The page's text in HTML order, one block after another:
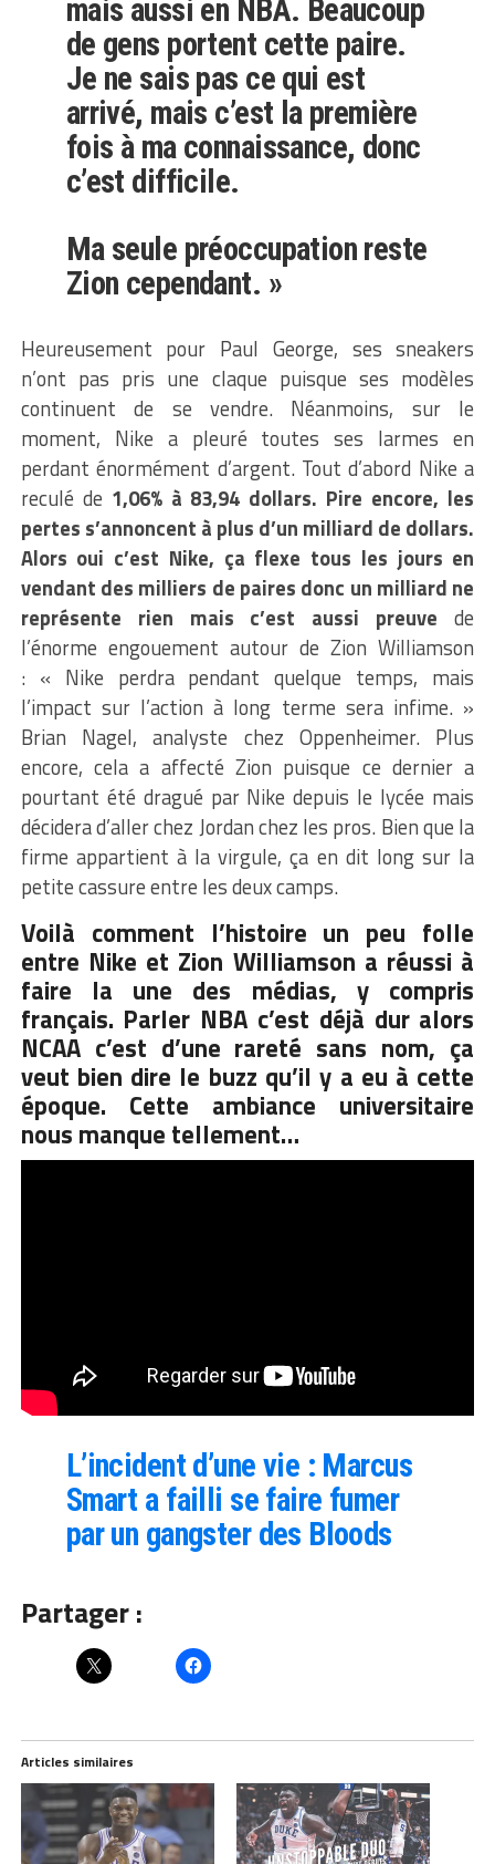
mais aussi en NBA. Beaucoup
de gens portent cette paire.
Je ne sais pas ce qui est
arrivé, mais c’est la première
fois à ma connaissance, donc
c’est difficile.
Ma seule préoccupation reste
Zion cependant. »
Heureusement pour Paul George, ses sneakers
n’ont pas pris une claque puisque ses modèles
continuent de se vendre. Néanmoins, sur le
moment, Nike a pleuré toutes ses larmes en
perdant énormément d’argent. Tout d’abord Nike a
reculé de 1,06% à 83,94 dollars. Pire encore, les
pertes s’annoncent à plus d’un milliard de dollars.
Alors oui c’est Nike, ça flexe tous les jours en
vendant des milliers de paires donc un milliard ne
représente rien mais c’est aussi preuvede
l’énorme engouement autour de Zion Williamson
: « Nike perdra pendant quelque temps, mais
l’impact sur l’action à long terme sera infime. »
Brian Nagel, analyste chez Oppenheimer. Plus
encore, cela a affecté Zion puisque ce dernier a
pourtant été dragué par Nike depuis le lycée mais
décidera d’aller chez Jordan chez les pros. Bien que la
firme appartient à la virgule, ça en dit long sur la
petite cassure entre les deux camps.
Voilà comment l’histoire un peu folle
entre Nike et Zion Williamson a réussi à
faire la une des médias, y compris
français. Parler NBA c’est déjà dur alors
NCAA c’est d’une rareté sans nom, ça
veut bien dire le buzz qu’il y a eu à cette
époque. Cette ambiance universitaire
nous manque tellement…
L’incident d’une vie : Marcus
Smart a failli se faire fumer
par un gangster des Bloods
Partager :
Articles similaires